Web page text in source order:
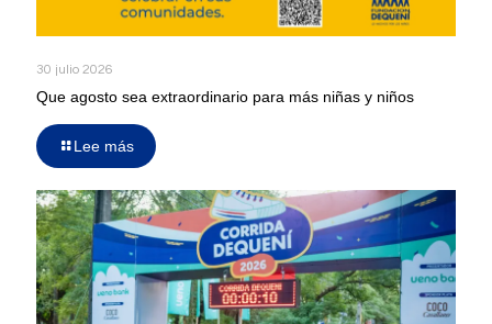
30 julio 2026
Que agosto sea extraordinario para más niñas y niños
Lee más